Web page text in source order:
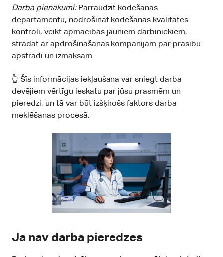
Darba pienākumi: Pārraudzīt kodēšanas
departamentu, nodrošināt kodēšanas kvalitātes
kontroli, veikt apmācības jauniem darbiniekiem,
strādāt ar apdrošināšanas kompānijām par prasību
apstrādi un izmaksām.
👆 Šīs informācijas iekļaušana var sniegt darba
devējiem vērtīgu ieskatu par jūsu prasmēm un
pieredzi, un tā var būt izšķirošs faktors darba
meklēšanas procesā.
Ja nav darba pieredzes